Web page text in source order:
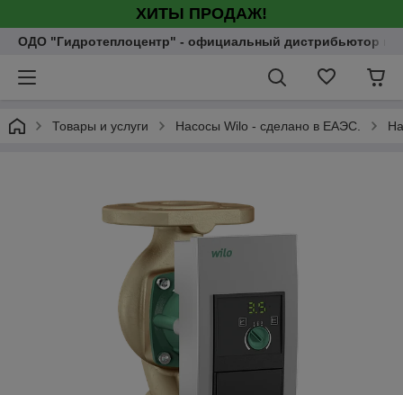
ХИТЫ ПРОДАЖ!
ОДО "Гидротеплоцентр" - официальный дистрибьютор
Товары и услуги Насосы Wilo - сделано в ЕАЭС.